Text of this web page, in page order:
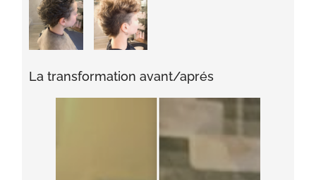
La transformation avant/aprés